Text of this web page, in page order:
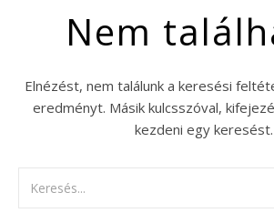
Nem
Elnézést, nem találunk a keresési
eredményt. Másik kulcsszóval,
kezdeni egy keresést.